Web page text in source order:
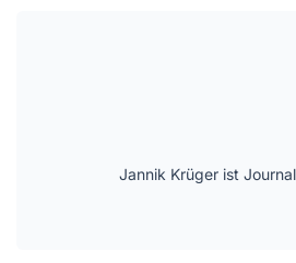
Jannik Krüger ist